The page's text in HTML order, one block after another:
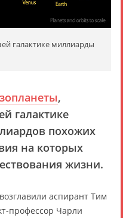
галактике миллиарды
,
галактике
похожих
на которых
жизни.
аспирант Тим
профессор Чарли